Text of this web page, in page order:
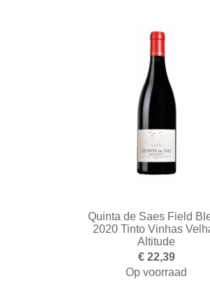
Quinta de Saes Field
2020 Tinto Vinhas
Altitude
€ 22,39
Op voorraad